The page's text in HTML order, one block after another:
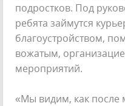
подростков. Под
ребята займутся
благоустройством,
вожатым,
мероприятий.
«Мы видим, как после